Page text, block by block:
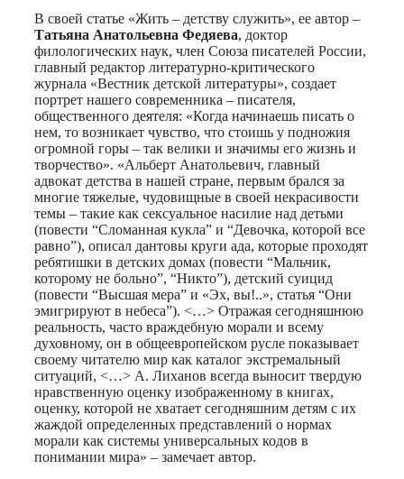
В своей статье «Жить – детству служить», ее автор –
Татьяна Анатольевна Федяева, доктор
филологических наук, член Союза писателей России,
главный редактор литературно-критического
журнала «Вестник детской литературы», создает
портрет нашего современника – писателя,
общественного деятеля: «Когда начинаешь писать о
нем, то возникает чувство, что стоишь у подножия
огромной горы – так велики и значимы его жизнь и
творчество». «Альберт Анатольевич, главный
адвокат детства в нашей стране, первым брался за
многие тяжелые, чудовищные в своей некрасивости
темы – такие как сексуальное насилие над детьми
(повести “Сломанная кукла” и “Девочка, которой все
равно”), описал дантовы круги ада, которые проходят
ребятишки в детских домах (повести “Мальчик,
которому не больно”, “Никто”), детский суицид
(повести “Высшая мера” и «Эх, вы!..», статья “Они
эмигрируют в небеса”). <…> Отражая сегодняшнюю
реальность, часто враждебную морали и всему
духовному, он в общеевропейском русле показывает
своему читателю мир как каталог экстремальный
ситуаций, <…> А. Лиханов всегда выносит твердую
нравственную оценку изображенному в книгах,
оценку, которой не хватает сегодняшним детям с их
жаждой определенных представлений о нормах
морали как системы универсальных кодов в
понимании мира» – замечает автор.